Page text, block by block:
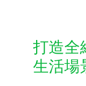
打造全
生活場